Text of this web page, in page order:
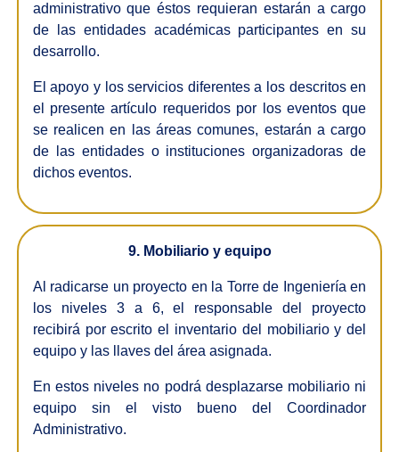
administrativo que éstos requieran estarán a cargo
de las entidades académicas participantes en su
desarrollo.
El apoyo y los servicios diferentes a los descritos en
el presente artículo requeridos por los eventos que
se realicen en las áreas comunes, estarán a cargo
de las entidades o instituciones organizadoras de
dichos eventos.
9. Mobiliario y equipo
Al radicarse un proyecto en la Torre de Ingeniería en
los niveles 3 a 6, el responsable del proyecto
recibirá por escrito el inventario del mobiliario y del
equipo y las llaves del área asignada.
En estos niveles no podrá desplazarse mobiliario ni
equipo sin el visto bueno del Coordinador
Administrativo.